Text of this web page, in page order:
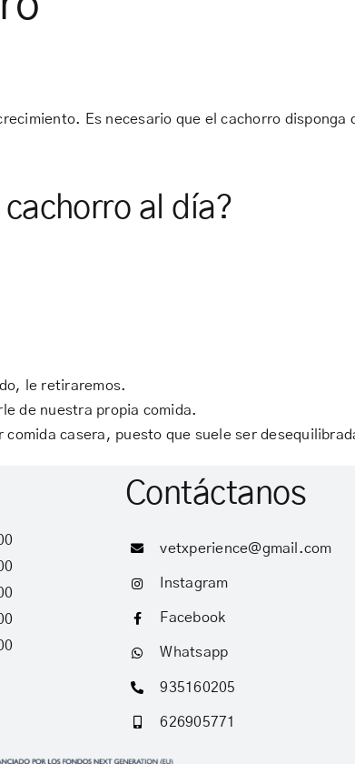
Es necesario que el cachorro disponga
al día?
le retiraremos.
de nuestra propia comida.
casera, puesto que suele ser
Contáctanos
vetxperience@gmail.com
Instagram
Facebook
Whatsapp
935160205
626905771